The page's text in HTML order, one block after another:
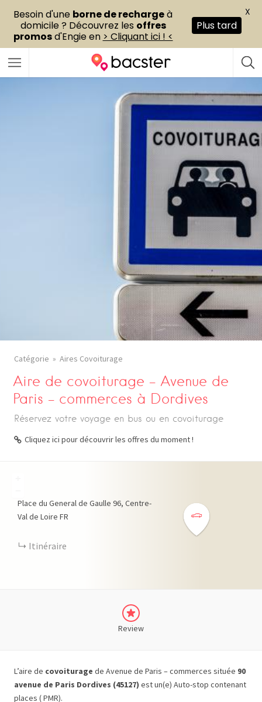
Catégorie Aires Covoiturage
Aire de covoiturage – Avenue de
Paris – commerces à Dordives
Réservez votre voyage en bus ou en covoiturage
Cliquez ici pour découvrir les offres du moment !
Place du General de Gaulle 96 Centre-
Val de Loire FR
Itinéraire
Review
L’aire de covoiturage de Avenue de Paris – commerces située 90
avenue de Paris Dordives (45127) est un(e) Auto-stop contenant
places ( PMR).
Besoin d'une borne de rechargeà
domicile ? Découvrez les offres
promosd'Engie en > Cliquant ici ! <
Plus tard
X